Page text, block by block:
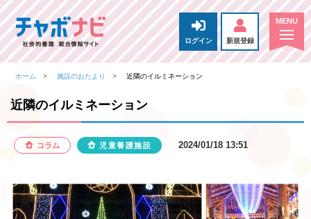
ログイン 新規登録
ホーム 施設のおたより 近隣のイルミネーション
近隣のイルミネーション
コラム 児童養護施設 2024/01/18 13:51